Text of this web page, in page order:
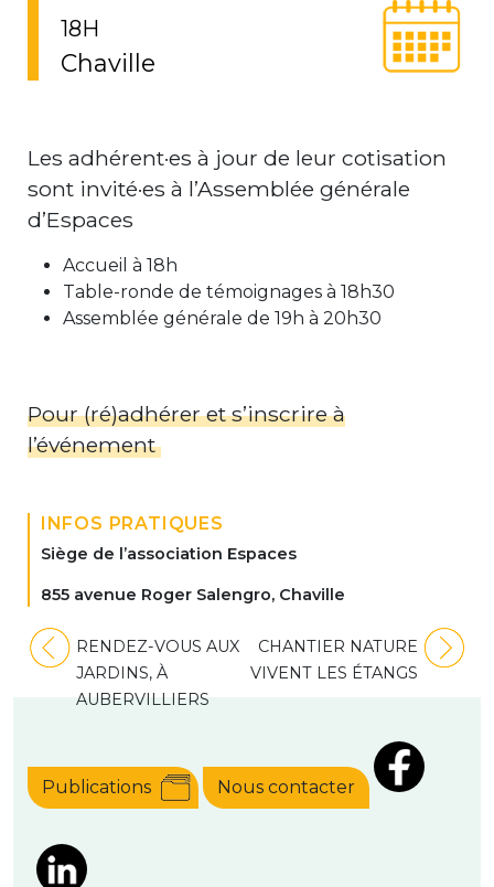
18H
Chaville
Les adhérent·es à jour de leur cotisation
sont invité·es à l’Assemblée générale
d’Espaces
Accueil à 18h
Table-ronde de témoignages à 18h30
Assemblée générale de 19h à 20h30
Pour (ré)adhérer et s’inscrire à
l’événement
INFOS PRATIQUES
Siège de l’association Espaces
855 avenue Roger Salengro, Chaville
Navigation
de
l’article
RENDEZ-VOUS AUX
JARDINS, À
AUBERVILLIERS
CHANTIER NATURE
VIVENT LES ÉTANGS
Publications Nous contacter